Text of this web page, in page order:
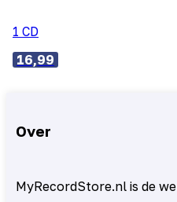
1 CD
16,99
Over
MyRecordStore.nl is de